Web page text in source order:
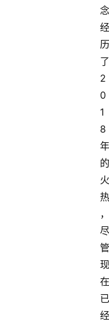
念
经
历
了
2
0
1
8
年
的
火
热
，
尽
管
现
在
已
经